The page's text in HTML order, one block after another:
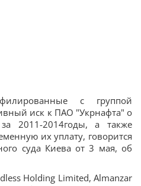
с группой
иск к ПАО "Укрнафта" о
2011-2014годы, а также
их уплату, говорится
суда Киева от 3 мая, об
Holding Limited, Almanzar